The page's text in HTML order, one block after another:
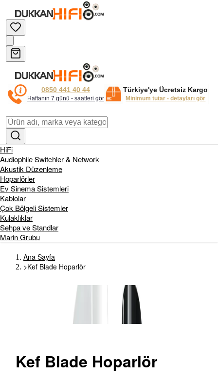
0850 441 40 44
Haftanın 7 günü - saatleri gör
Türkiye'ye Ücretsiz Kargo
Minimum tutar - detayları gör
HiFi
Audiophile Switchler & Network
Akustik Düzenleme
Hoparlörler
Ev Sinema Sistemleri
Kablolar
Çok Bölgeli Sistemler
Kulaklıklar
Sehpa ve Standlar
Marin Grubu
Ana Sayfa
>Kef Blade Hoparlör
Kef Blade Hoparlör